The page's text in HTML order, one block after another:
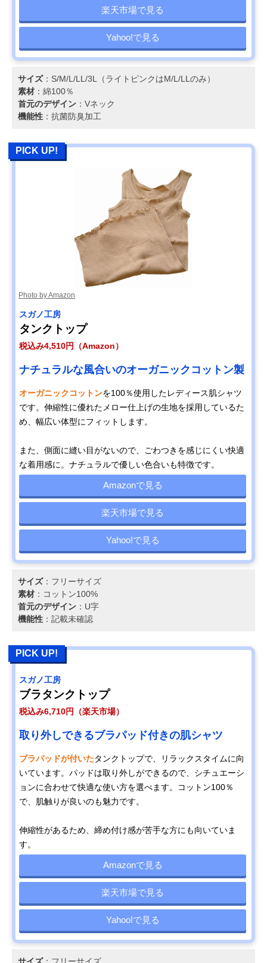
楽天市場で見る
Yahoo!で見る
サイズ：S/M/L/LL/3L（ライトピンクはM/L/LLのみ）
素材 ：綿100％
首元のデザイン ：Vネック
機能性 ：抗菌防臭加工
PICK UP!
Photo by Amazon
スガノ工房
タンクトップ
税込み4,510円（Amazon）
ナチュラルな風合いのオーガニックコットン製
オーガニックコットンを100％使用したレディース肌シャツ
です。伸縮性に優れたメロー仕上げの生地を採用しているた
め、幅広い体型にフィットします。
また、側面に縫い目がないので、ごわつきを感じにくい快適
な着用感に。ナチュラルで優しい色合いも特徴です。
Amazonで見る
楽天市場で見る
Yahoo!で見る
サイズ：フリーサイズ
素材 ：コットン100%
首元のデザイン ：U字
機能性 ：記載未確認
PICK UP!
スガノ工房
ブラタンクトップ
税込み6,710円（楽天市場）
取り外しできるブラパッド付きの肌シャツ
ブラパッドが付いたタンクトップで、リラックスタイムに向
いています。パッドは取り外しができるので、シチュエーシ
ョンに合わせて快適な使い方を選べます。コットン100％
で、肌触りが良いのも魅力です。
伸縮性があるため、締め付け感が苦手な方にも向いていま
す。
Amazonで見る
楽天市場で見る
Yahoo!で見る